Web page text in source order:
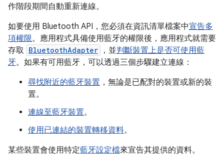
作階段期間自動重新連線。
如要使用 Bluetooth API，您必須在資訊清單檔案中宣告多
項權限。應用程式具備使用藍牙的權限後，應用程式就需要
存取 BluetoothAdapter ，並判斷裝置上是否可使用藍
牙。如果有可用藍牙，可以透過三個步驟建立連線：
尋找附近的藍牙裝置 ，無論是已配對的裝置或新的裝
置。
連線至藍牙裝置。
使用已連結的裝置轉移資料。
某些裝置會使用特定藍牙設定檔來宣告其提供的資料。